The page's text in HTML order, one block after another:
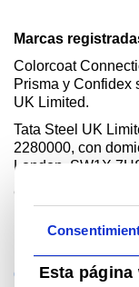
Esta
Marcas
Colorcoat
Prisma y Confidex
UK Limited.
Tata Steel UK
2280000, con
London, SW1X
Copyright 2026
Language
CATEGORIAS